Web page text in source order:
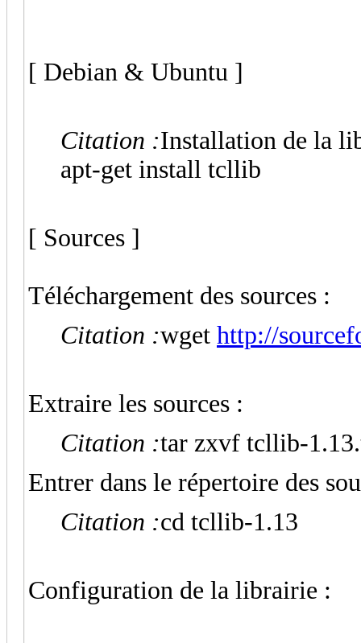
[ Debian & Ubuntu ]
Citation :Installation de la
apt-get install tcllib
[ Sources ]
Téléchargement des sources :
Citation :wget http://
Extraire les sources :
Citation :tar zxvf tcllib-
Entrer dans le répertoire des
Citation :cd tcllib-1.13
Configuration de la librairie :